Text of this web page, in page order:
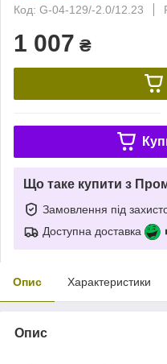
Код: G-04-129/-2.0/12.23
1 007 ₴
Що таке купити з
Замовлення під
Доступна доставка
Опис Характеристики
Опис